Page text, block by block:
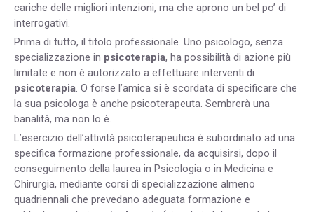
cariche delle migliori intenzioni, ma che aprono un bel po’ di
interrogativi.
Prima di tutto, il titolo professionale. Uno psicologo, senza
specializzazione in psicoterapia, ha possibilità di azione più
limitate e non è autorizzato a effettuare interventi di
psicoterapia. O forse l’amica si è scordata di specificare che
la sua psicologa è anche psicoterapeuta. Sembrerà una
banalità, ma non lo è.
L’esercizio dell’attività psicoterapeutica è subordinato ad una
specifica formazione professionale, da acquisirsi, dopo il
conseguimento della laurea in Psicologia o in Medicina e
Chirurgia, mediante corsi di specializzazione almeno
quadriennali che prevedano adeguata formazione e